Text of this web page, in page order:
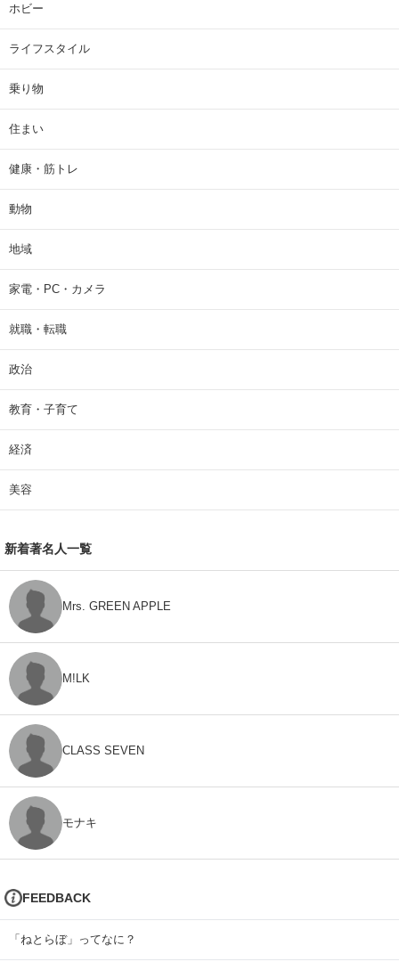
ホビー
ライフスタイル
乗り物
住まい
健康・筋トレ
動物
地域
家電・PC・カメラ
就職・転職
政治
教育・子育て
経済
美容
新着著名人一覧
Mrs. GREEN APPLE
M!LK
CLASS SEVEN
モナキ
FEEDBACK
「ねとらぼ」ってなに？